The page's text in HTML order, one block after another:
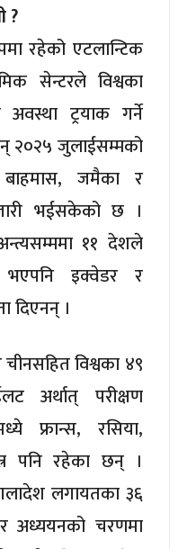
?
रहेको एटलान्टिक
सेन्टरले विश्वका
ट्रयाक गर्ने
२०२५ जुलाईसम्मको
जमैका र
जारी भईसकेको छ ।
११ देशले
भएपनि इक्वेडर र
दिएनन् ।
विश्वका ४९
अर्थात् परीक्षण
फ्रान्स, रसिया,
पनि रहेका छन् ।
लगायतका ३६
अध्ययनको चरणमा